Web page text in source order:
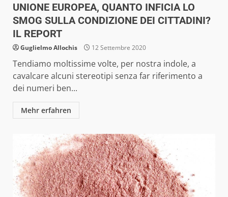
UNIONE EUROPEA, QUANTO INFICIA LO
SMOG SULLA CONDIZIONE DEI CITTADINI?
IL REPORT
Guglielmo Allochis 12 Settembre 2020
Tendiamo moltissime volte, per nostra indole, a
cavalcare alcuni stereotipi senza far riferimento a
dei numeri ben...
Mehr erfahren